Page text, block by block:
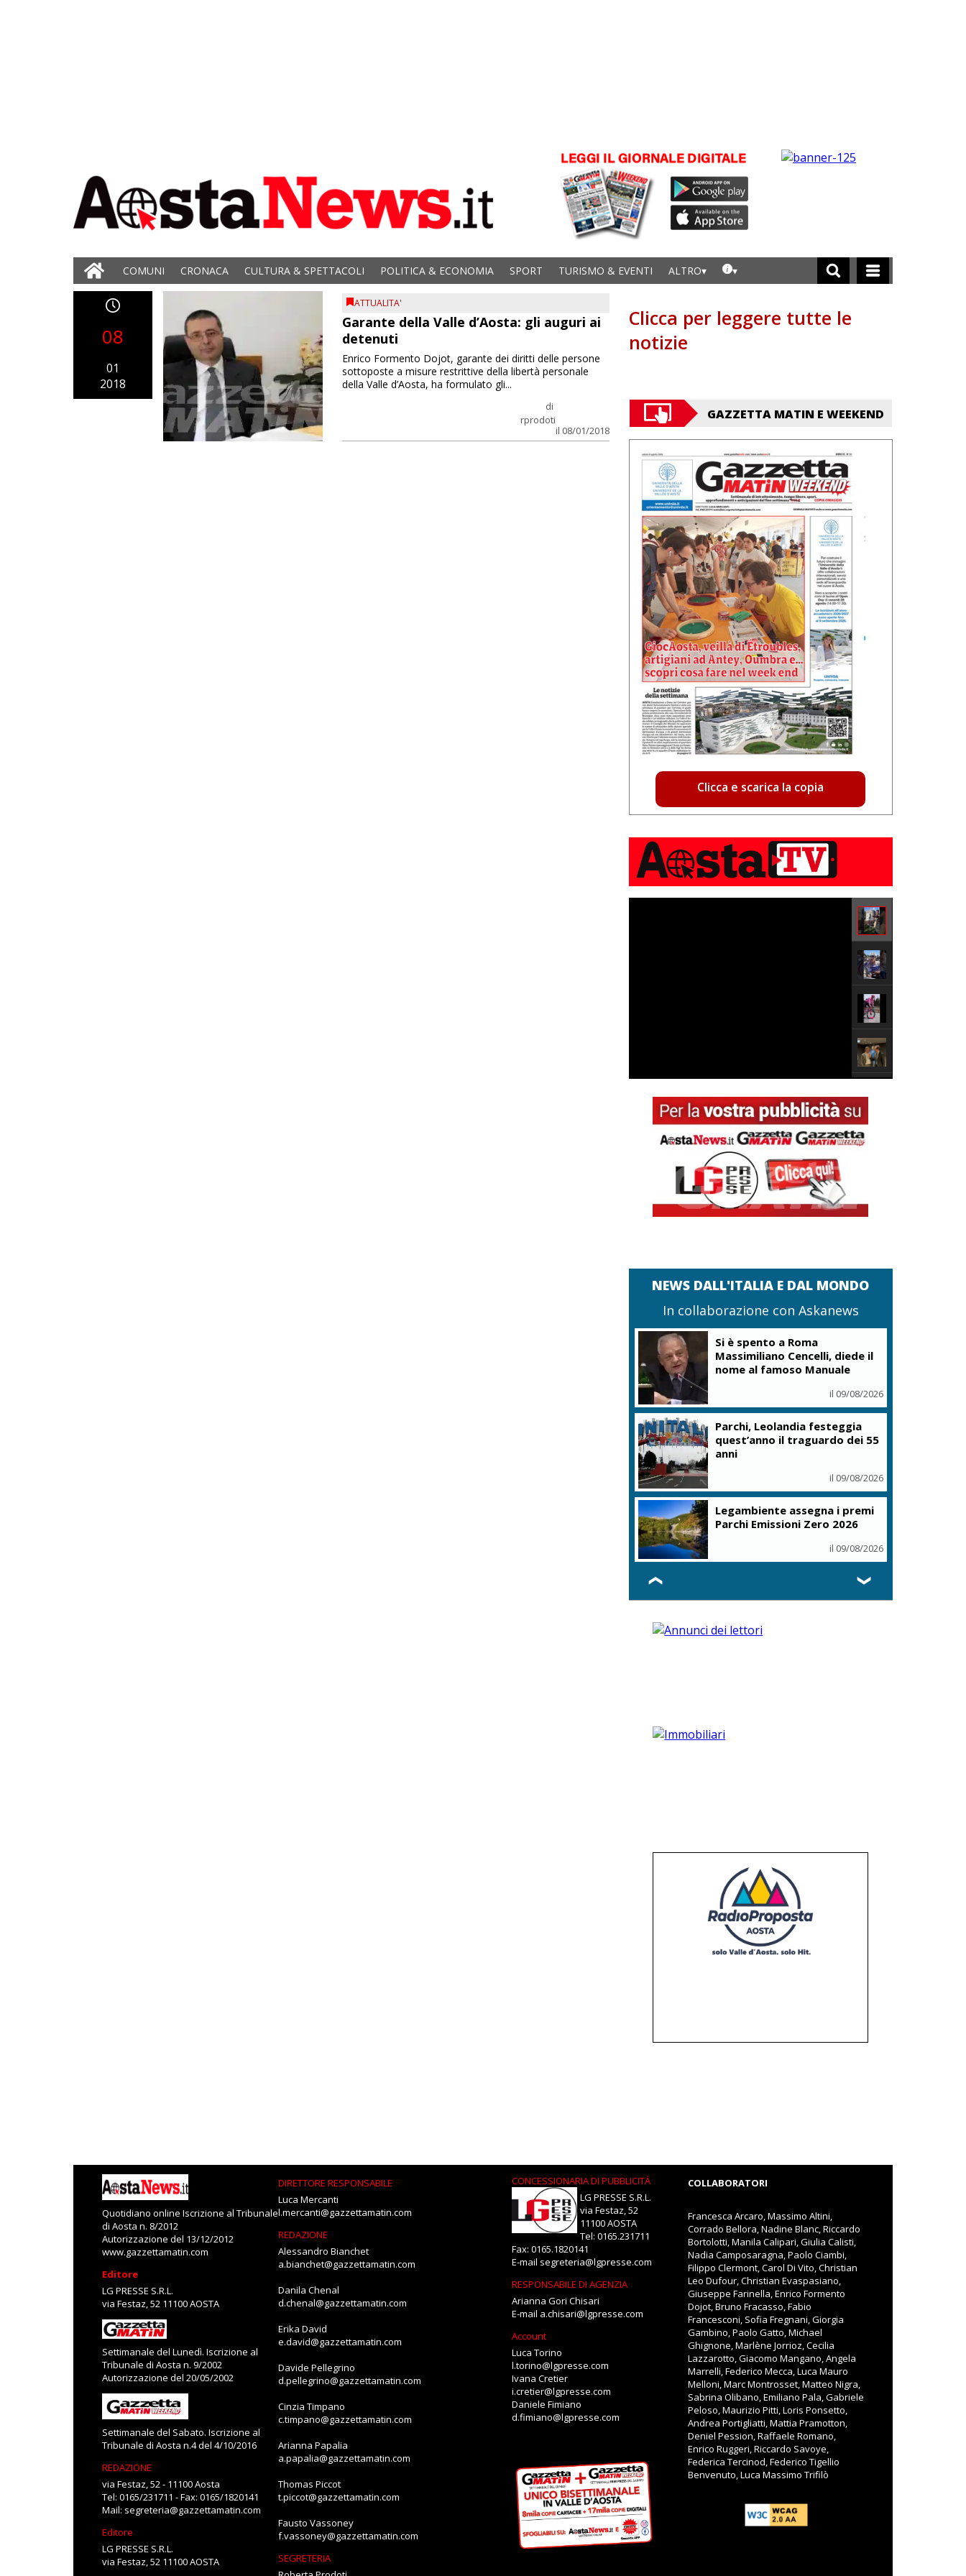
COMUNI CRONACA CULTURA & SPETTACOLI POLITICA & ECONOMIA SPORT TURISMO & EVENTI ALTRO
08
01
2018
ATTUALITA'
Garante della Valle d’Aosta: gli auguri ai
detenuti
di
rprodoti
il 08/01/2018
Enrico Formento Dojot, garante dei diritti delle persone
sottoposte a misure restrittive della libertà personale
della Valle d’Aosta, ha formulato gli...
Clicca per leggere tutte le
notizie
GAZZETTA MATIN E WEEKEND
Clicca e scarica la copia
NEWS DALL'ITALIA E DAL MONDO
In collaborazione con Askanews
Si è spento a Roma
Massimiliano Cencelli, diede il
nome al famoso Manuale
il 09/08/2026
Parchi, Leolandia festeggia
quest’anno il traguardo dei 55
anni
il 09/08/2026
Legambiente assegna i premi
Parchi Emissioni Zero 2026
il 09/08/2026
❮ ❯
Quotidiano online Iscrizione al Tribunale
di Aosta n. 8/2012
Autorizzazione del 13/12/2012
www.gazzettamatin.com
Editore
LG PRESSE S.R.L.
via Festaz, 52 11100 AOSTA
Settimanale del Lunedì. Iscrizione al
Tribunale di Aosta n. 9/2002
Autorizzazione del 20/05/2002
Settimanale del Sabato. Iscrizione al
Tribunale di Aosta n.4 del 4/10/2016
REDAZIONE
via Festaz, 52 - 11100 Aosta
Tel: 0165/231711 - Fax: 0165/1820141
Mail: segreteria@gazzettamatin.com
Editore
LG PRESSE S.R.L.
via Festaz, 52 11100 AOSTA
DIRETTORE RESPONSABILE
Luca Mercanti
l.mercanti@gazzettamatin.com
REDAZIONE
Alessandro Bianchet
a.bianchet@gazzettamatin.com
Danila Chenal
d.chenal@gazzettamatin.com
Erika David
e.david@gazzettamatin.com
Davide Pellegrino
d.pellegrino@gazzettamatin.com
Cinzia Timpano
c.timpano@gazzettamatin.com
Arianna Papalia
a.papalia@gazzettamatin.com
Thomas Piccot
t.piccot@gazzettamatin.com
Fausto Vassoney
f.vassoney@gazzettamatin.com
SEGRETERIA
CONCESSIONARIA DI PUBBLICITÀ
LG PRESSE S.R.L.
via Festaz, 52
11100 AOSTA
Tel: 0165.231711
Fax: 0165.1820141
E-mail segreteria@lgpresse.com
RESPONSABILE DI AGENZIA
Arianna Gori Chisari
E-mail a.chisari@lgpresse.com
Account
Luca Torino
l.torino@lgpresse.com
Ivana Cretier
i.cretier@lgpresse.com
Daniele Fimiano
d.fimiano@lgpresse.com
COLLABORATORI
Francesca Arcaro, Massimo Altini,
Corrado Bellora, Nadine Blanc, Riccardo
Bortolotti, Manila Calipari, Giulia Calisti,
Nadia Camposaragna, Paolo Ciambi,
Filippo Clermont, Carol Di Vito, Christian
Leo Dufour, Christian Evaspasiano,
Giuseppe Farinella, Enrico Formento
Dojot, Bruno Fracasso, Fabio
Francesconi, Sofia Fregnani, Giorgia
Gambino, Paolo Gatto, Michael
Ghignone, Marlène Jorrioz, Cecilia
Lazzarotto, Giacomo Mangano, Angela
Marrelli, Federico Mecca, Luca Mauro
Melloni, Marc Montrosset, Matteo Nigra,
Sabrina Olibano, Emiliano Pala, Gabriele
Peloso, Maurizio Pitti, Loris Ponsetto,
Andrea Portigliatti, Mattia Pramotton,
Deniel Pession, Raffaele Romano,
Enrico Ruggeri, Riccardo Savoye,
Federica Tercinod, Federico Tigellio
Benvenuto, Luca Massimo Trifilò